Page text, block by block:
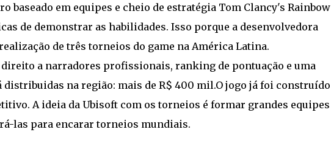
baseado em equipes e cheio de estratégia Tom Clancy's Rainbow
de demonstrar as habilidades. Isso porque a desenvolvedora
de três torneios do game na América Latina.
a narradores profissionais, ranking de pontuação e uma
na região: mais de R$ 400 mil.O jogo já foi construído
A ideia da Ubisoft com os torneios é formar grandes equipes
las para encarar torneios mundiais.